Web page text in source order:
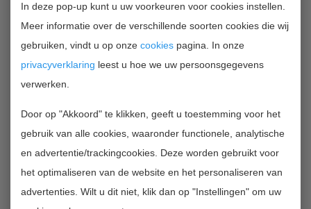
In deze pop-up kunt u uw voorkeuren voor cookies instellen.
Meer informatie over de verschillende soorten cookies die wij
gebruiken, vindt u op onze cookies pagina. In onze
privacyverklaring leest u hoe we uw persoonsgegevens
verwerken.
Door op "Akkoord" te klikken, geeft u toestemming voor het
gebruik van alle cookies, waaronder functionele, analytische
en advertentie/trackingcookies. Deze worden gebruikt voor
het optimaliseren van de website en het personaliseren van
advertenties. Wilt u dit niet, klik dan op "Instellingen" om uw
variety of (usually acute) situations. Research in
anaesthesia crosses the boundaries of various medical
specialities such as traditional medicine, technology,
physiology, and natural sciences.
The conference will see researchers sharing opinions
on the latest research trends with the aim to present
up-to-date clinical and scientific information that
would prove helpful in reaching the best quality of
clinical practice and patient healthcare.